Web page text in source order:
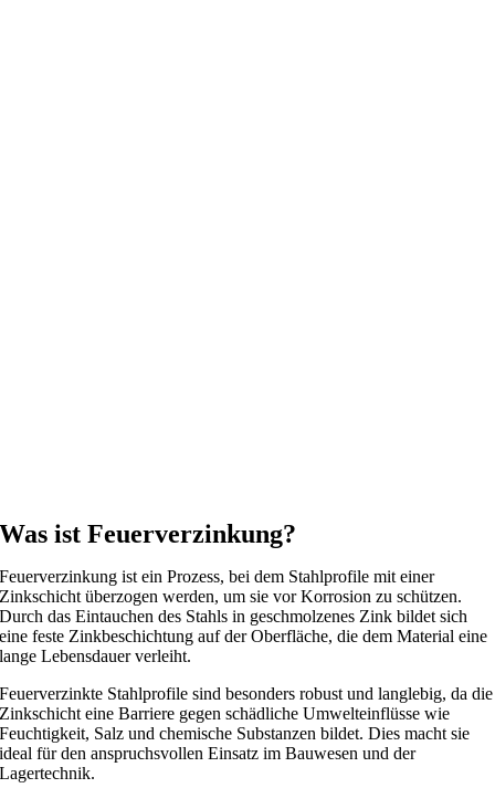
Was ist Feuerverzinkung?
Feuerverzinkung ist ein Prozess, bei dem Stahlprofile mit einer
Zinkschicht überzogen werden, um sie vor Korrosion zu schützen.
Durch das Eintauchen des Stahls in geschmolzenes Zink bildet sich
eine feste Zinkbeschichtung auf der Oberfläche, die dem Material eine
lange Lebensdauer verleiht.
Feuerverzinkte Stahlprofile sind besonders robust und langlebig, da die
Zinkschicht eine Barriere gegen schädliche Umwelteinflüsse wie
Feuchtigkeit, Salz und chemische Substanzen bildet. Dies macht sie
ideal für den anspruchsvollen Einsatz im Bauwesen und der
Lagertechnik.